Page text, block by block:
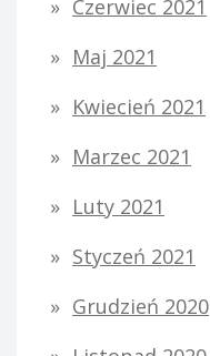
Czerwiec 2021
Maj 2021
Kwiecień 2021
Marzec 2021
Luty 2021
Styczeń 2021
Grudzień 2020